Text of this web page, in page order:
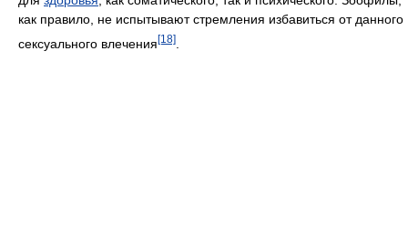
как правило, не испытывают стремления избавиться от данного
сексуального влечения [18]